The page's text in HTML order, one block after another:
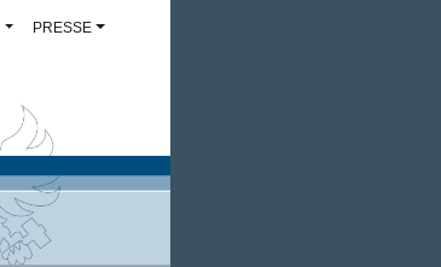
PRESSE